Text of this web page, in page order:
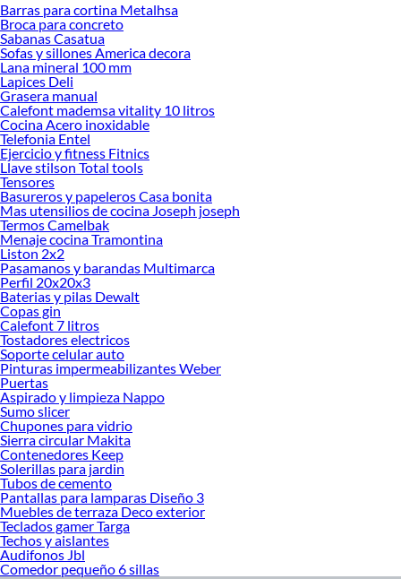
Barras para cortina Metalhsa
Broca para concreto
Sabanas Casatua
Sofas y sillones America decora
Lana mineral 100 mm
Lapices Deli
Grasera manual
Calefont mademsa vitality 10 litros
Cocina Acero inoxidable
Telefonia Entel
Ejercicio y fitness Fitnics
Llave stilson Total tools
Tensores
Basureros y papeleros Casa bonita
Mas utensilios de cocina Joseph joseph
Termos Camelbak
Menaje cocina Tramontina
Liston 2x2
Pasamanos y barandas Multimarca
Perfil 20x20x3
Baterias y pilas Dewalt
Copas gin
Calefont 7 litros
Tostadores electricos
Soporte celular auto
Pinturas impermeabilizantes Weber
Puertas
Aspirado y limpieza Nappo
Sumo slicer
Chupones para vidrio
Sierra circular Makita
Contenedores Keep
Solerillas para jardin
Tubos de cemento
Pantallas para lamparas Diseño 3
Muebles de terraza Deco exterior
Teclados gamer Targa
Techos y aislantes
Audifonos Jbl
Comedor pequeño 6 sillas